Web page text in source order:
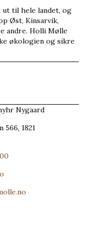
Nygaard
566, 1821
ut til hele landet, og
Øst, Kinsarvik,
andre. Holli Mølle
økologien og sikre